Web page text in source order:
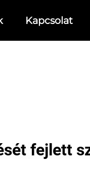
Kapcsolat
fejlett